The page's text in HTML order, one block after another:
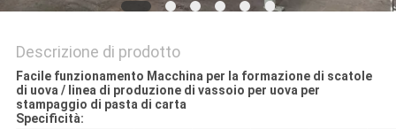
Descrizione di prodotto
Facile funzionamento Macchina per la formazione di scatole
di uova / linea di produzione di vassoio per uova per
stampaggio di pasta di carta
Specificità: